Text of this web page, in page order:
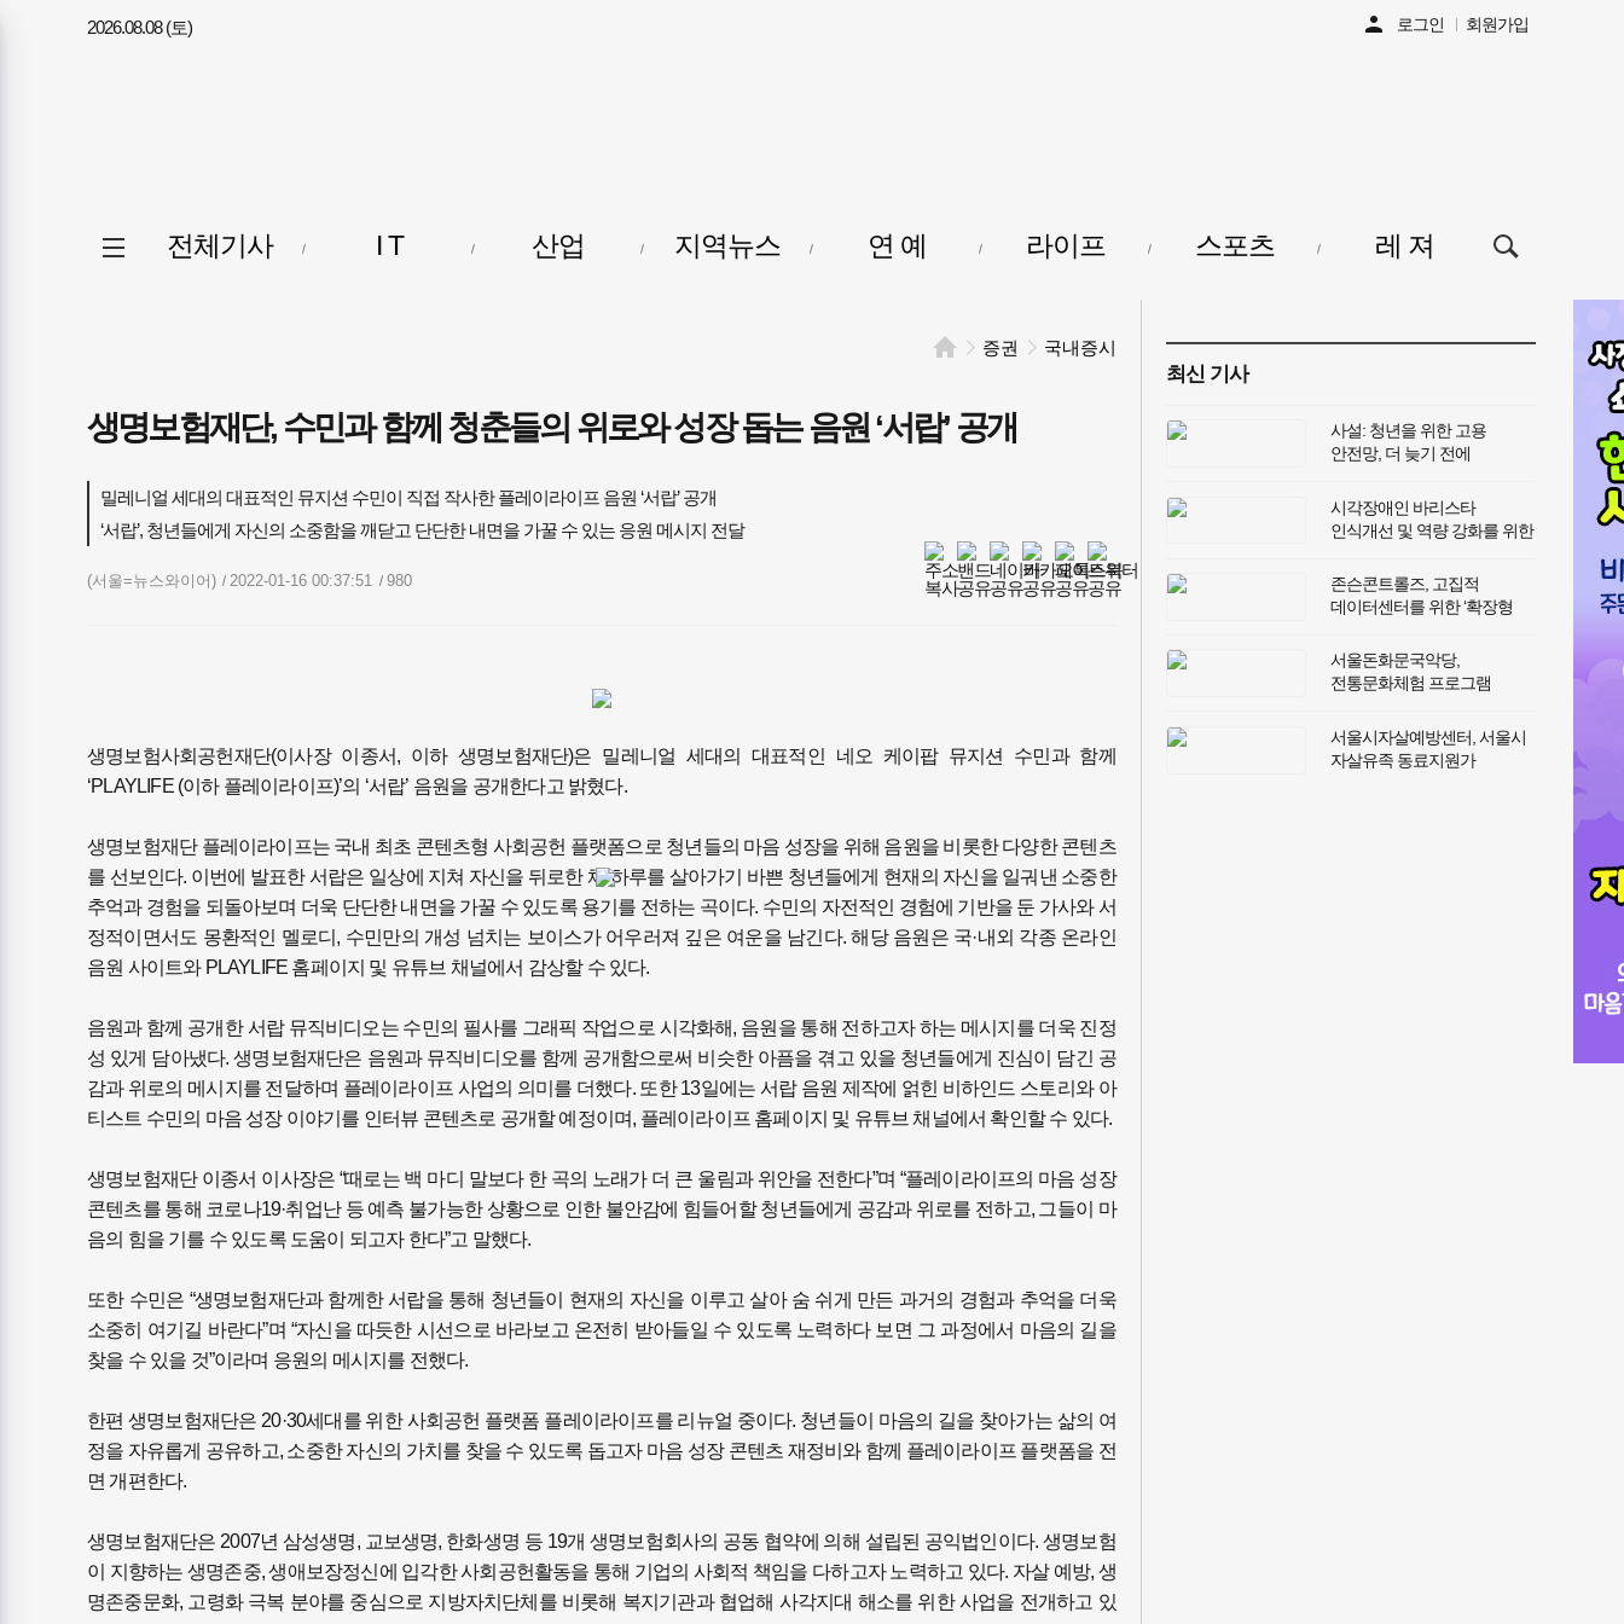
2026.08.08 (토) person 로그인 회원가입
전체메뉴
열기/
전체기사 I T 산업 지역뉴스 연 예 라이프 스포츠 레 져
검색창
열기/
증권 국내증시
생명보험재단, 수민과 함께 청춘들의 위로와 성장 돕는 음원 ‘서랍’ 공개
밀레니얼 세대의 대표적인 뮤지션 수민이 직접 작사한 플레이라이프 음원 ‘서랍’ 공개
‘서랍’, 청년들에게 자신의 소중함을 깨닫고 단단한 내면을 가꿀 수 있는 응원 메시지 전달
(서울=뉴스와이어) 2022-01-16 00:37:51 980
생명보험사회공헌재단(이사장 이종서, 이하 생명보험재단)은 밀레니얼 세대의 대표적인 네오 케이팝 뮤지션 수민과 함께
‘PLAYLIFE (이하 플레이라이프)’의 ‘서랍’ 음원을 공개한다고 밝혔다.
생명보험재단 플레이라이프는 국내 최초 콘텐츠형 사회공헌 플랫폼으로 청년들의 마음 성장을 위해 음원을 비롯한 다양한 콘텐츠
를 선보인다. 이번에 발표한 서랍은 일상에 지쳐 자신을 뒤로한 채 하루를 살아가기 바쁜 청년들에게 현재의 자신을 일궈낸 소중한
추억과 경험을 되돌아보며 더욱 단단한 내면을 가꿀 수 있도록 용기를 전하는 곡이다. 수민의 자전적인 경험에 기반을 둔 가사와 서
정적이면서도 몽환적인 멜로디, 수민만의 개성 넘치는 보이스가 어우러져 깊은 여운을 남긴다. 해당 음원은 국·내외 각종 온라인
음원 사이트와 PLAYLIFE 홈페이지 및 유튜브 채널에서 감상할 수 있다.
음원과 함께 공개한 서랍 뮤직비디오는 수민의 필사를 그래픽 작업으로 시각화해, 음원을 통해 전하고자 하는 메시지를 더욱 진정
성 있게 담아냈다. 생명보험재단은 음원과 뮤직비디오를 함께 공개함으로써 비슷한 아픔을 겪고 있을 청년들에게 진심이 담긴 공
감과 위로의 메시지를 전달하며 플레이라이프 사업의 의미를 더했다. 또한 13일에는 서랍 음원 제작에 얽힌 비하인드 스토리와 아
티스트 수민의 마음 성장 이야기를 인터뷰 콘텐츠로 공개할 예정이며, 플레이라이프 홈페이지 및 유튜브 채널에서 확인할 수 있다.
생명보험재단 이종서 이사장은 “때로는 백 마디 말보다 한 곡의 노래가 더 큰 울림과 위안을 전한다”며 “플레이라이프의 마음 성장
콘텐츠를 통해 코로나19·취업난 등 예측 불가능한 상황으로 인한 불안감에 힘들어할 청년들에게 공감과 위로를 전하고, 그들이 마
음의 힘을 기를 수 있도록 도움이 되고자 한다”고 말했다.
또한 수민은 “생명보험재단과 함께한 서랍을 통해 청년들이 현재의 자신을 이루고 살아 숨 쉬게 만든 과거의 경험과 추억을 더욱
소중히 여기길 바란다”며 “자신을 따듯한 시선으로 바라보고 온전히 받아들일 수 있도록 노력하다 보면 그 과정에서 마음의 길을
찾을 수 있을 것”이라며 응원의 메시지를 전했다.
한편 생명보험재단은 20·30세대를 위한 사회공헌 플랫폼 플레이라이프를 리뉴얼 중이다. 청년들이 마음의 길을 찾아가는 삶의 여
정을 자유롭게 공유하고, 소중한 자신의 가치를 찾을 수 있도록 돕고자 마음 성장 콘텐츠 재정비와 함께 플레이라이프 플랫폼을 전
면 개편한다.
생명보험재단은 2007년 삼성생명, 교보생명, 한화생명 등 19개 생명보험회사의 공동 협약에 의해 설립된 공익법인이다. 생명보험
이 지향하는 생명존중, 생애보장정신에 입각한 사회공헌활동을 통해 기업의 사회적 책임을 다하고자 노력하고 있다. 자살 예방, 생
명존중문화, 고령화 극복 분야를 중심으로 지방자치단체를 비롯해 복지기관과 협업해 사각지대 해소를 위한 사업을 전개하고 있
최신 기사
사설: 청년을 위한 고용
안전망, 더 늦기 전에
시각장애인 바리스타
인식개선 및 역량 강화를 위한
경기도시각장애인복지관과
사회공헌 동행
존슨콘트롤즈, 고집적
데이터센터를 위한 ‘확장형
서울돈화문국악당,
전통문화체험 프로그램
전통차와 함께하는 판소리
한소절’ 성료
서울시자살예방센터, 서울시
자살유족 동료지원가